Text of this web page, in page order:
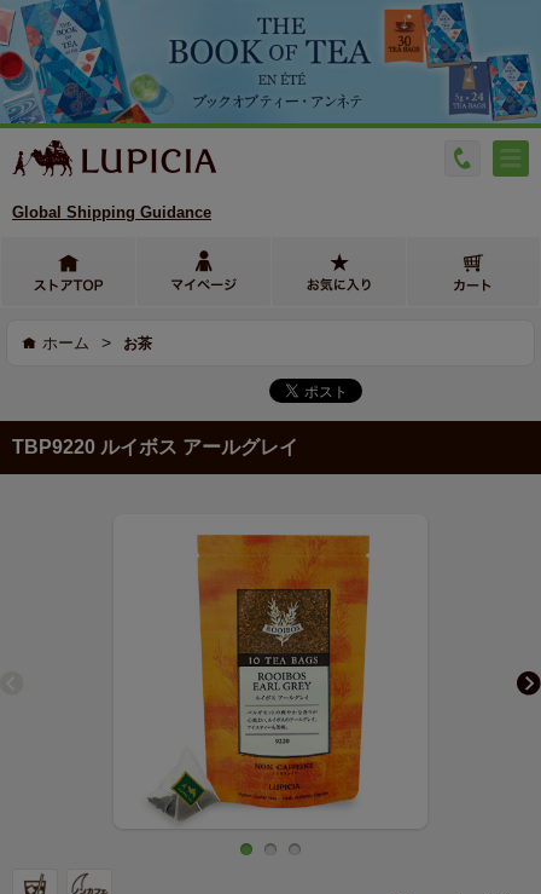
Global Shipping Guidance
ホーム > お茶
TBP9220 ルイボス アールグレイ